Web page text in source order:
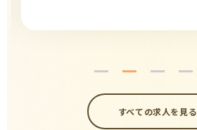
すべての求人を見る